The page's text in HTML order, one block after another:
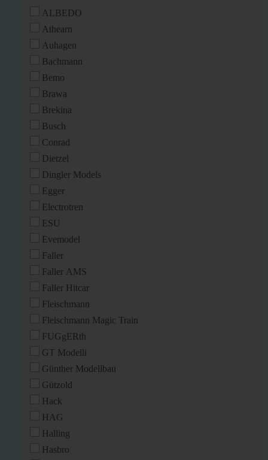
ALBEDO
Athearn
Auhagen
Bachmann
Bemo
Brawa
Brekina
Busch
Conrad
Dietzel
Dingler Models
Egger
Electrotren
ESU
Evemodel
Faller
Faller AMS
Faller Hitcar
Fleischmann
Fleischmann Magic Train
FUGgERth
GT Modelli
Günther Modellbau
Gützold
Hack
HAG
Halling
Hasbro